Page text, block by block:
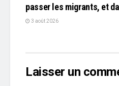
passer les migrants, et
3 août 2026
Laisser un